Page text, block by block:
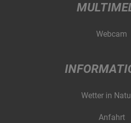
Webcam
Wetter in
Anfahrt